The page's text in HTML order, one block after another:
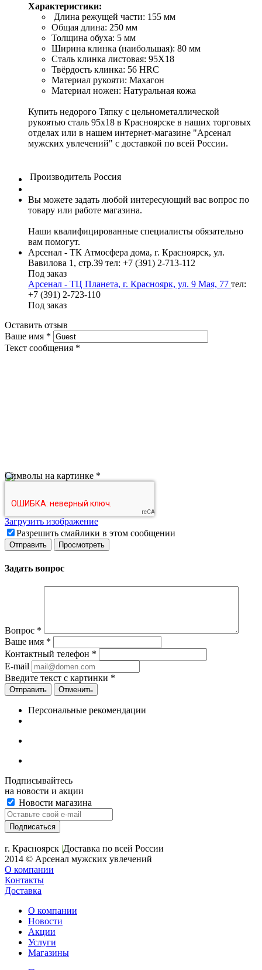
Характеристики:
Длина режущей части: 155 мм
Общая длина: 250 мм
Толщина обуха: 5 мм
Ширина клинка (наибольшая): 80 мм
Сталь клинка листовая: 95Х18
Твёрдость клинка: 56 HRC
Материал рукояти: Махагон
Материал ножен: Натуральная кожа
Купить недорого Тяпку с цельнометаллической
рукоятью сталь 95х18 в Красноярске в наших торговых
отделах или в нашем интернет-магазине "Арсенал
мужских увлечений" с доставкой по всей России.
Производитель Россия
Вы можете задать любой интересующий вас вопрос по
товару или работе магазина.
Наши квалифицированные специалисты обязательно
вам помогут.
Арсенал - ТК Атмосфера дома, г. Красноярск, ул.
Вавилова 1, стр.39 тел: +7 (391) 2-713-112
Под заказ
Арсенал - ТЦ Планета, г. Красноярк, ул. 9 Мая, 77 тел:
+7 (391) 2-723-110
Под заказ
Оставить отзыв
Ваше имя *
Текст сообщения *
Символы на картинке *
Загрузить изображение
Разрешить смайлики в этом сообщении
Задать вопрос
Вопрос *
Ваше имя *
Контактный телефон *
E-mail
Введите текст с картинки *
Отменить
Персональные рекомендации
Подписывайтесь
на новости и акции
Новости магазина
г. Красноярск |Доставка по всей России
2014 © Арсенал мужских увлечений
О компании
Контакты
Доставка
О компании
Новости
Акции
Услуги
Магазины